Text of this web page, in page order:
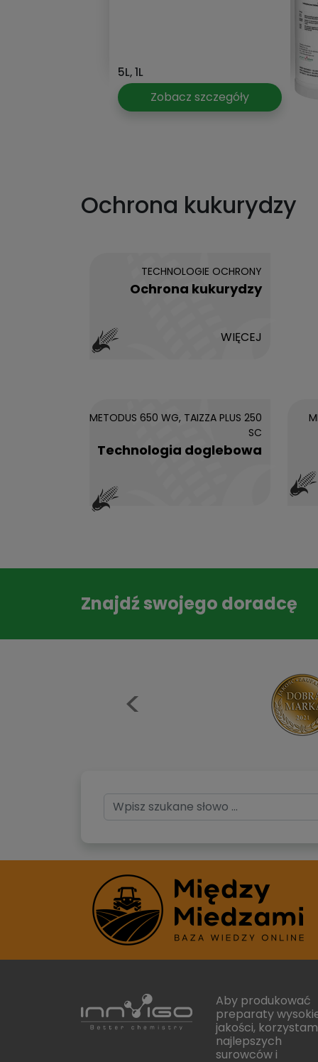
Zobacz szczegóły
Ochrona kukurydzy
TECHNOLOGIE OCHRONY
Ochrona kukurydzy
WIĘCEJ
METODUS 650 WG, TAIZZA PLUS 250
SC
Technologia doglebowa
Znajdź swojego doradcę
Previous
Aby produkować
preparaty
jakości,
najlepszych
surowców i